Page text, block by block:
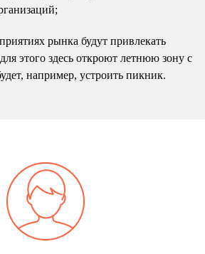
рынка будут привлекать
этого здесь откроют летнюю зону с
например, устроить пикник.